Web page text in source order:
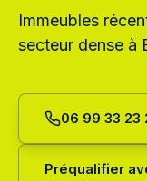
Immeubles
secteur dense à
06 99 33 23
Préqualifier